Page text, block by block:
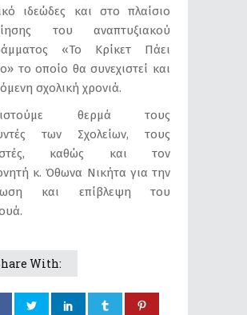
ιδεώδες και στο πλαίσιο
του αναπτυξιακού
«Το Κρίκετ Πάει
το οποίο θα συνεχιστεί και
σχολική χρονιά.
θερμά τους
των Σχολείων, τους
καθώς και τον
κ. Όθωνα Νικήτα για την
και επίβλεψη του
With: